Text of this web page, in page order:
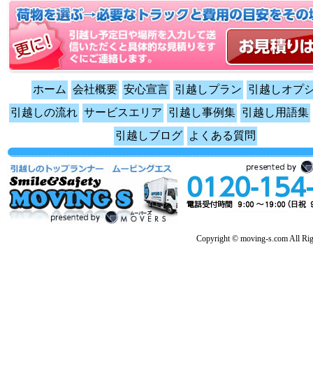
ホーム 会社概要 安心宣言 引越しプラン
引越しオプ
引越しの流れ サービスエリア 引越し事例集 引越し用語集
引越しブログ
よくある質問
Copyright © moving-s.com All